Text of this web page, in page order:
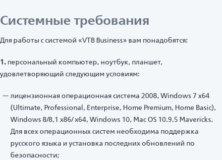
Системные требования
Для работы с системой «VTB Business» вам понадобятся:
1. персональный компьютер, ноутбук, планшет,
удовлетворяющий следующим условиям:
лицензионная операционная система 2008, Windows 7 x64
(Ultimate, Professional, Enterprise, Home Premium, Home Basic),
Windows 8/8,1 x86/ x64, Windows 10, Mac OS 10.9.5 Mavericks.
Для всех операционных систем необходима поддержка
русского языка и установка последних обновлений по
безопасности;